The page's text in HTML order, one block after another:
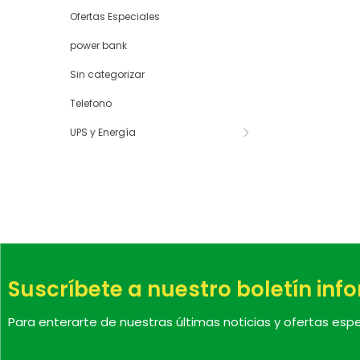
Ofertas Especiales
power bank
Sin categorizar
Telefono
UPS y Energía
Suscríbete a nuestro boletín
Para enterarte de nuestras últimas noticias y ofertas